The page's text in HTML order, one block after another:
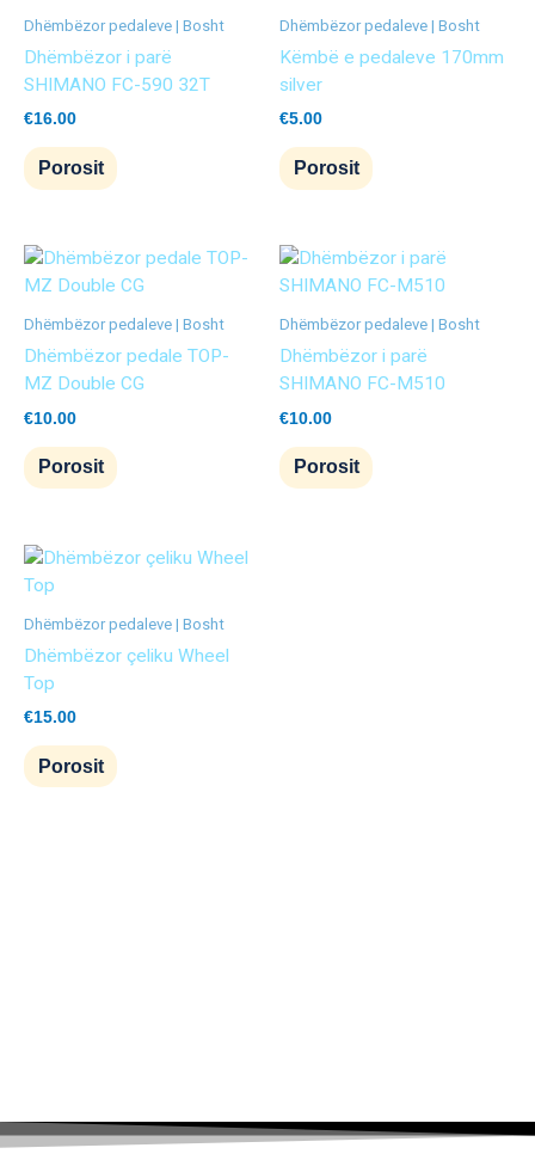
Dhëmbëzor pedaleve | Bosht
Dhëmbëzor i parë
SHIMANO FC-590 32T
€16.00
Porosit
Dhëmbëzor pedaleve | Bosht
Këmbë e pedaleve 170mm
silver
€5.00
Porosit
Dhëmbëzor pedaleve | Bosht
Dhëmbëzor pedale TOP-
MZ Double CG
€10.00
Porosit
Dhëmbëzor pedaleve | Bosht
Dhëmbëzor i parë
SHIMANO FC-M510
€10.00
Porosit
Dhëmbëzor pedaleve | Bosht
Dhëmbëzor çeliku Wheel
Top
€15.00
Porosit